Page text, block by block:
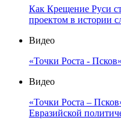
Как Крещение Руси
проектом в истории
Видео
«Точки Роста -
Видео
«Точки Роста –
Евразийской